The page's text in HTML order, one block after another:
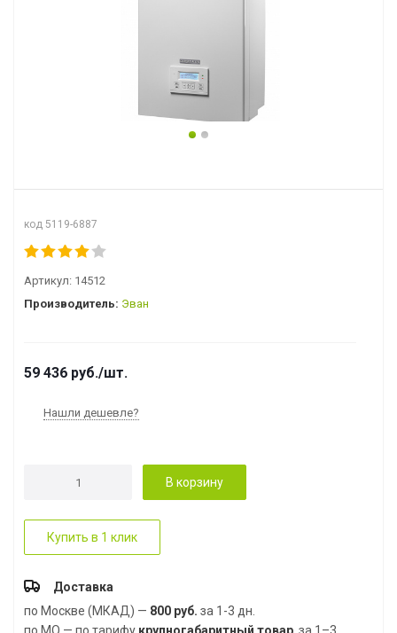
код 5119-6887
Артикул: 14512
Производитель: Эван
59 436 руб./шт.
Нашли дешевле?
В корзину
Купить в 1 клик
Доставка
по Москве (МКАД) — 800 руб. за 1-3 дн.